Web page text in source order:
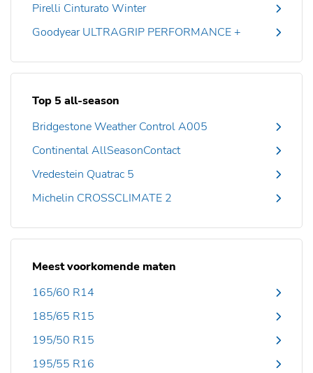
Pirelli Cinturato Winter
Goodyear ULTRAGRIP PERFORMANCE +
Top 5 all-season
Bridgestone Weather Control A005
Continental AllSeasonContact
Vredestein Quatrac 5
Michelin CROSSCLIMATE 2
Meest voorkomende maten
165/60 R14
185/65 R15
195/50 R15
195/55 R16